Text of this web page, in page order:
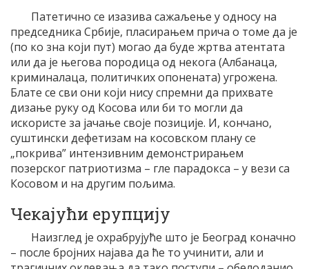
Патетично се изазива сажаљење у односу на
председника Србије, пласирањем прича о томе да је
(по ко зна који пут) могао да буде жртва атентата
или да је његова породица од некога (Албанаца,
криминалаца, политичких опонената) угрожена.
Блате се сви они који нису спремни да прихвате
дизање руку од Косова или би то могли да
искористе за јачање своје позиције. И, кончано,
суштински дефетизам на косовском плану се
„покрива” интензивним демонстрирањем
позерског патриотизма – гле парадокса – у вези са
Косовом и на другим пољима.
Чекајући ерупцију
Наизглед је охрабрујуће што је Београд коначно
– после бројних најава да ће то учинити, али и